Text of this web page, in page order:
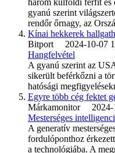
három külföldi férfit és
gyanú szerint
rendőr őrnagy, az
Kínai hekkerek
Bitport 2024-10-07
Hangfelvétel
A gyanú szerint az
sikerült beférkőzni a
hatósági
Egyre több cég fektet
Márkamonitor
Mesterséges
A generatív
fordulóponthoz
a technológiába. A